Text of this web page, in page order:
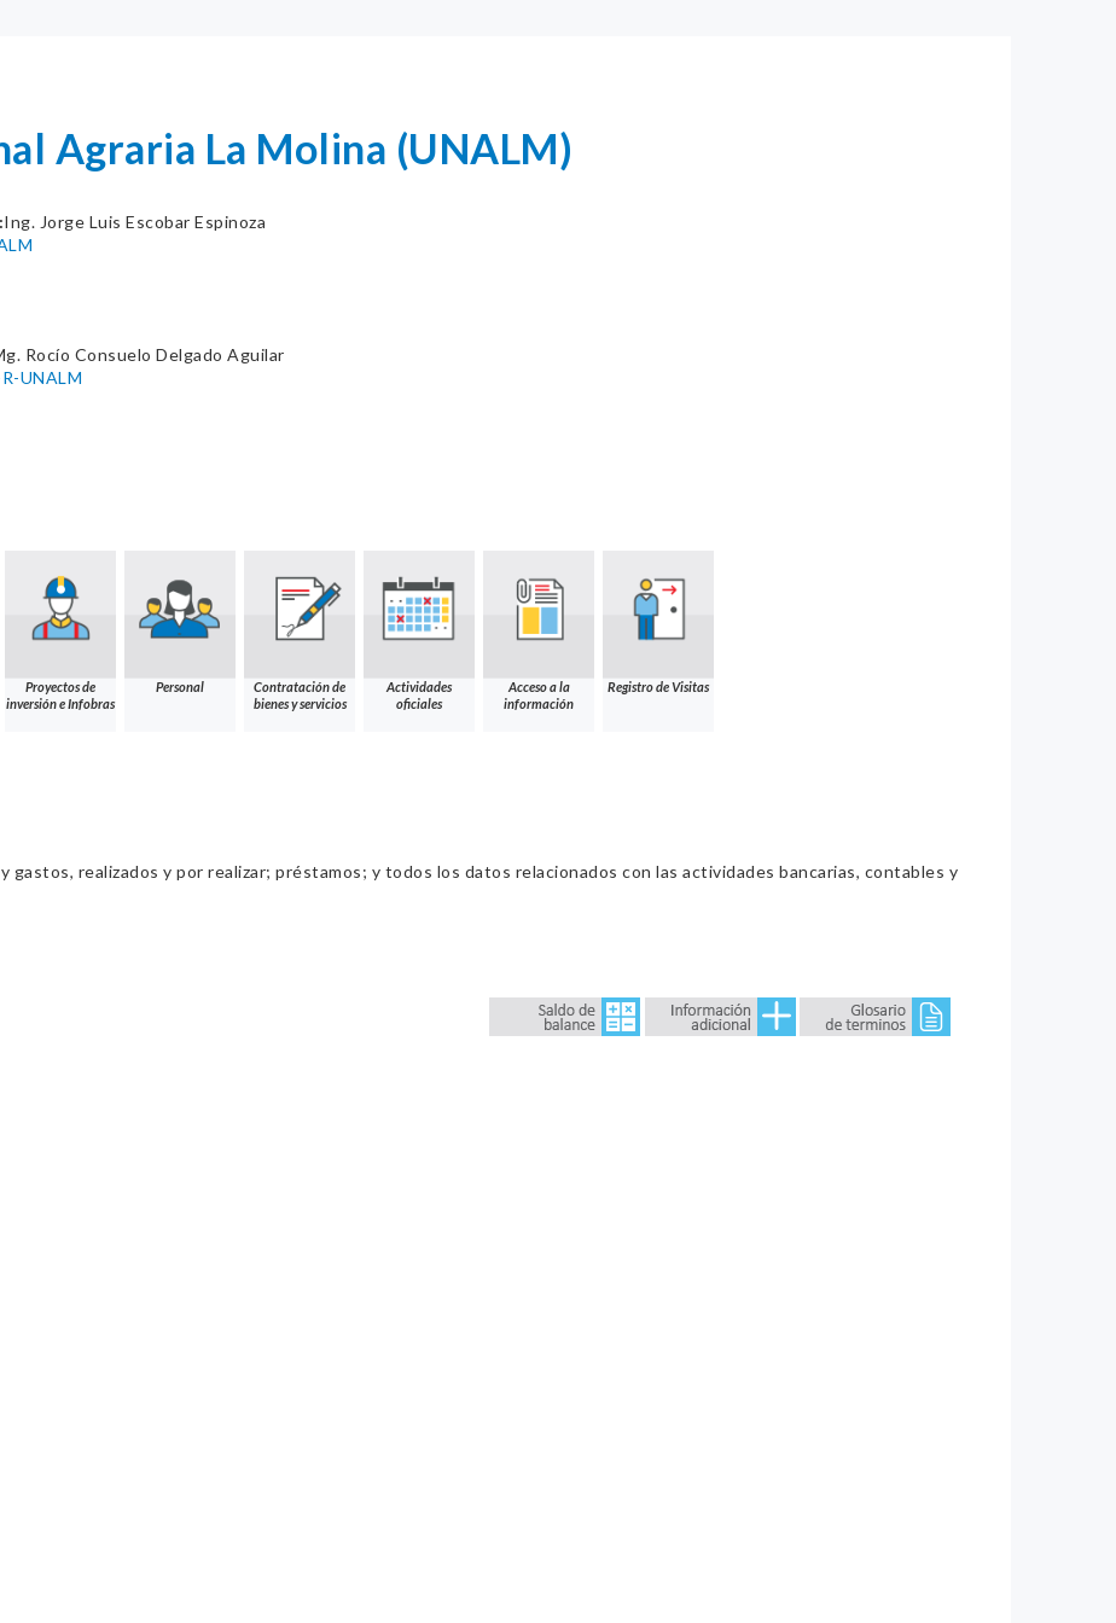
Agraria La Molina (UNALM)
Ing. Jorge Luis Escobar Espinoza
Rocío Consuelo Delgado Aguilar
UNALM
Proyectos de
inversión e Infobras
Personal
Contratación de
bienes y servicios
Actividades
oficiales
Acceso a la
información
Registro de Visitas
realizados y por realizar; préstamos; y todos los datos relacionados con las actividades bancarias, contables y